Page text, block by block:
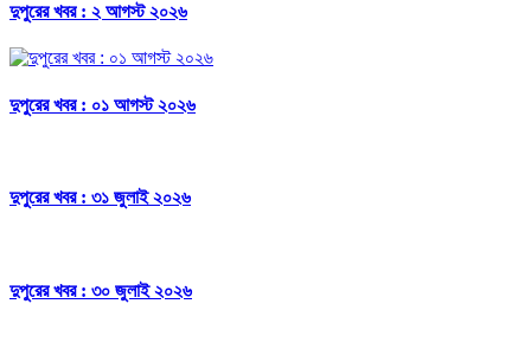
দুপুরের খবর : ২ আগস্ট ২০২৬
দুপুরের খবর : ০১ আগস্ট ২০২৬
দুপুরের খবর : ৩১ জুলাই ২০২৬
দুপুরের খবর : ৩০ জুলাই ২০২৬